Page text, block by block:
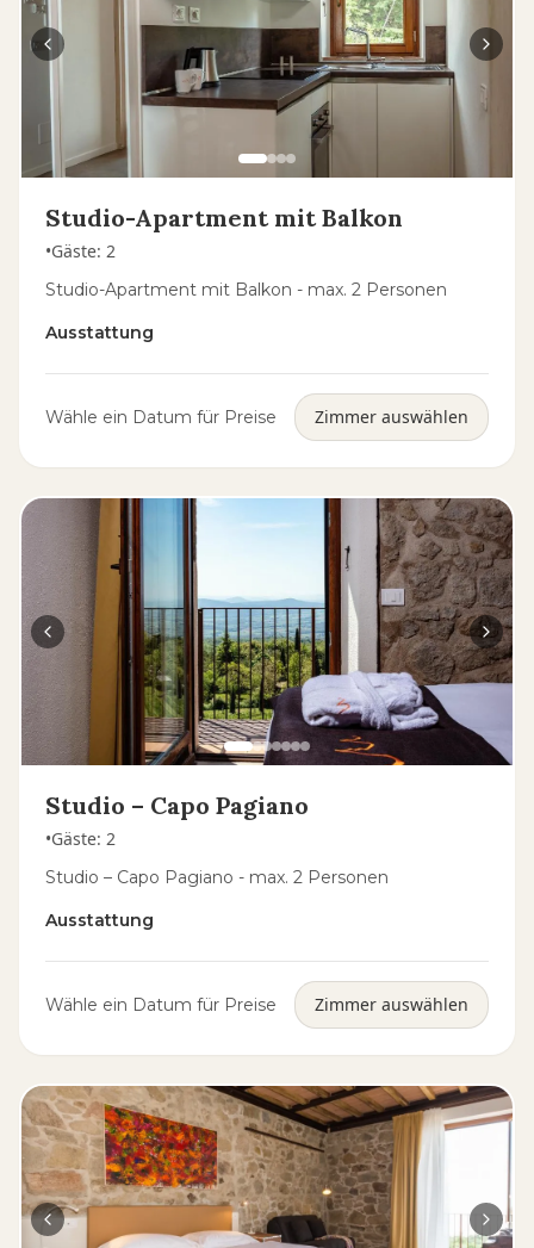
Studio-Apartment mit Balkon
•Gäste: 2
Studio-Apartment mit Balkon - max. 2 Personen
Ausstattung
Wähle ein Datum für Preise Zimmer auswählen
Studio – Capo Pagiano
•Gäste: 2
Studio – Capo Pagiano - max. 2 Personen
Ausstattung
Wähle ein Datum für Preise Zimmer auswählen